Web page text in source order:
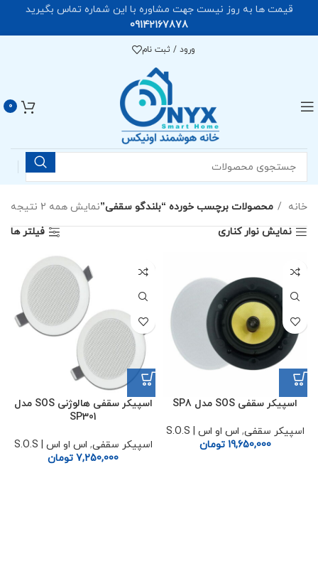
ورود / ثبت نام
0
خانه محصولات برچسب خورده “بلندگو سقفی”نمایش همه 2 نتیجه
نمایش نوار کناری
فیلتر ها
اسپیکر سقفی SOS مدل SP8
اسپیکر سقفی, اس او اس | S.O.S
19,650,000 تومان
اسپیکر سقفی هالوژنی SOS مدل
SP301
اسپیکر سقفی, اس او اس | S.O.S
7,250,000 تومان
قیمت ها به روز نیست جهت مشاوره با این شماره تماس بگیرید
09142167878